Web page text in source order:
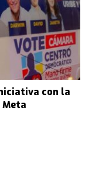
con la
Meta